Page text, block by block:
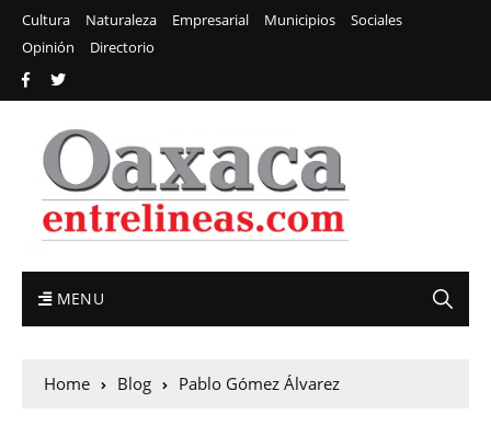
Cultura Naturaleza Empresarial Municipios
Sociales
Opinión
Directorio
MENU
Home Blog Pablo Gómez Álvarez